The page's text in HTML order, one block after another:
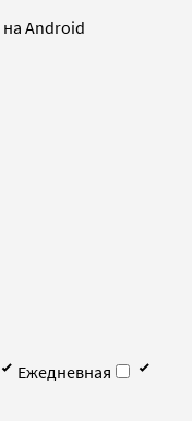
Android
Ежедневная